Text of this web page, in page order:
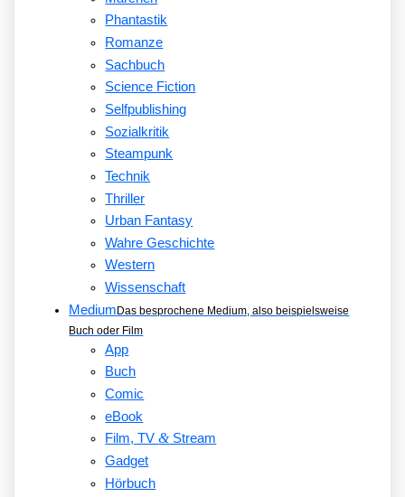
Phantastik
Romanze
Sachbuch
Science Fiction
Selfpublishing
Sozialkritik
Steampunk
Technik
Thriller
Urban Fantasy
Wahre Geschichte
Western
Wissenschaft
MediumDas besprochene Medium, also beispielsweise
Buch oder Film
App
Buch
Comic
eBook
Film, TV&Stream
Gadget
Hörbuch